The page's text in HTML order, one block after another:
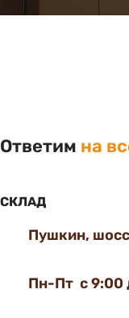
Ответим на
СКЛАД
Пушкин,
Пн-Пт с 9:00